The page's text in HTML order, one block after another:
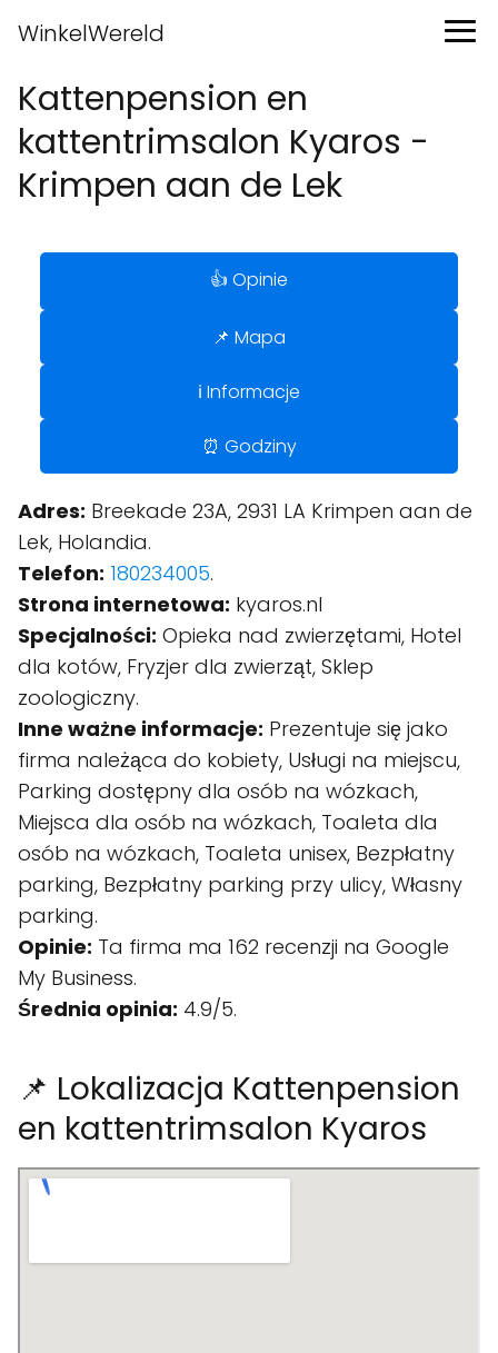
WinkelWereld
Kattenpension en
kattentrimsalon Kyaros -
Krimpen aan de Lek
👍 Opinie
📌 Mapa
ℹ️ Informacje
⏰ Godziny
Adres: Breekade 23A, 2931 LA Krimpen aan de
Lek, Holandia.
Telefon: 180234005.
Strona internetowa: kyaros.nl
Specjalności: Opieka nad zwierzętami, Hotel
dla kotów, Fryzjer dla zwierząt, Sklep
zoologiczny.
Inne ważne informacje: Prezentuje się jako
firma należąca do kobiety, Usługi na miejscu,
Parking dostępny dla osób na wózkach,
Miejsca dla osób na wózkach, Toaleta dla
osób na wózkach, Toaleta unisex, Bezpłatny
parking, Bezpłatny parking przy ulicy, Własny
parking.
Opinie: Ta firma ma 162 recenzji na Google
My Business.
Średnia opinia: 4.9/5.
📌 Lokalizacja Kattenpension
en kattentrimsalon Kyaros